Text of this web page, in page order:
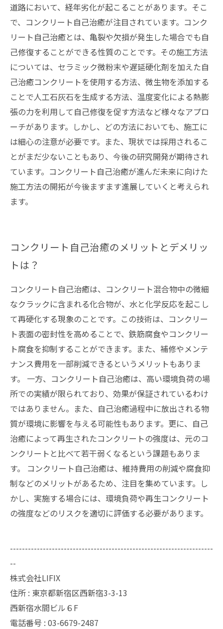
道路において、経年劣化が起こることがあります。そこ
で、コンクリート自己治癒が注目されています。コンク
リート自己治癒とは、亀裂や欠損が発生した場合でも自
己修復することができる性質のことです。その施工方法
については、セラミック微粉末や遅延硬化剤を加えた自
己治癒コンクリートを使用する方法、微生物を添加する
ことで人工石灰石を生成する方法、温度変化による熱膨
張の力を利用して自己修復を促す方法など様々なアプロ
ーチがあります。しかし、どの方法においても、施工に
は細心の注意が必要です。また、現状では採用されるこ
とがまだ少ないこともあり、今後の研究開発が期待され
ています。コンクリート自己治癒が進んだ未来に向けた
施工方法の開拓が今後ますます進展していくと考えられ
ます。
コンクリート自己治癒のメリットとデメリッ
トは？
コンクリート自己治癒は、コンクリート混合物中の微細
なクラックに含まれる化合物が、水と化学反応を起こし
て再硬化する現象のことです。この技術は、コンクリー
ト表面の密封性を高めることで、鉄筋腐食やコンクリー
ト腐食を抑制することができます。また、補修やメンテ
ナンス費用を一部削減できるというメリットもありま
す。 一方、コンクリート自己治癒は、高い環境負荷の場
所での実績が限られており、効果が保証されているわけ
ではありません。また、自己治癒過程中に放出される物
質が環境に影響を与える可能性もあります。更に、自己
治癒によって再生されたコンクリートの強度は、元のコ
ンクリートと比べて若干弱くなるという課題もありま
す。 コンクリート自己治癒は、維持費用の削減や腐食抑
制などのメリットがあるため、注目を集めています。し
かし、実施する場合には、環境負荷や再生コンクリート
の強度などのリスクを適切に評価する必要があります。
--------------------------------------------------------------------
--
株式会社LIFIX
住所 : 東京都新宿区西新宿3-3-13
西新宿水間ビル６F
電話番号 : 03-6679-2487